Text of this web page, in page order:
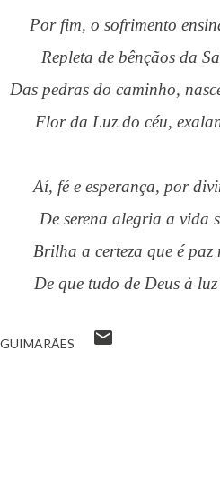
Por fim, o sofrimento
Repleta de bênçãos da
Das pedras do caminho,
Flor da Luz do céu,
Aí, fé e esperança, por
De serena alegria a vida
Brilha a certeza que é
De que tudo de Deus à